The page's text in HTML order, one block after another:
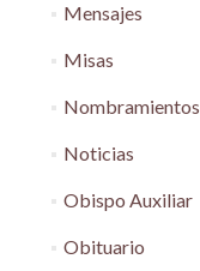
Mensajes
Misas
Nombramientos
Noticias
Obispo Auxiliar
Obituario